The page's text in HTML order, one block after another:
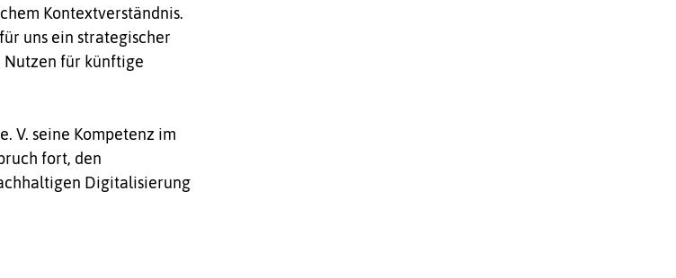
Kontextverständnis.
uns ein strategischer
Nutzen für künftige
V. seine Kompetenz im
fort, den
Digitalisierung